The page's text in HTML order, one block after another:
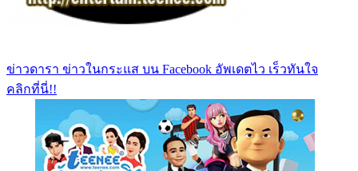
ข่าวดารา ข่าวในกระแส บน Facebook อัพเดตไว เร็วทันใจ
คลิกที่นี่!!